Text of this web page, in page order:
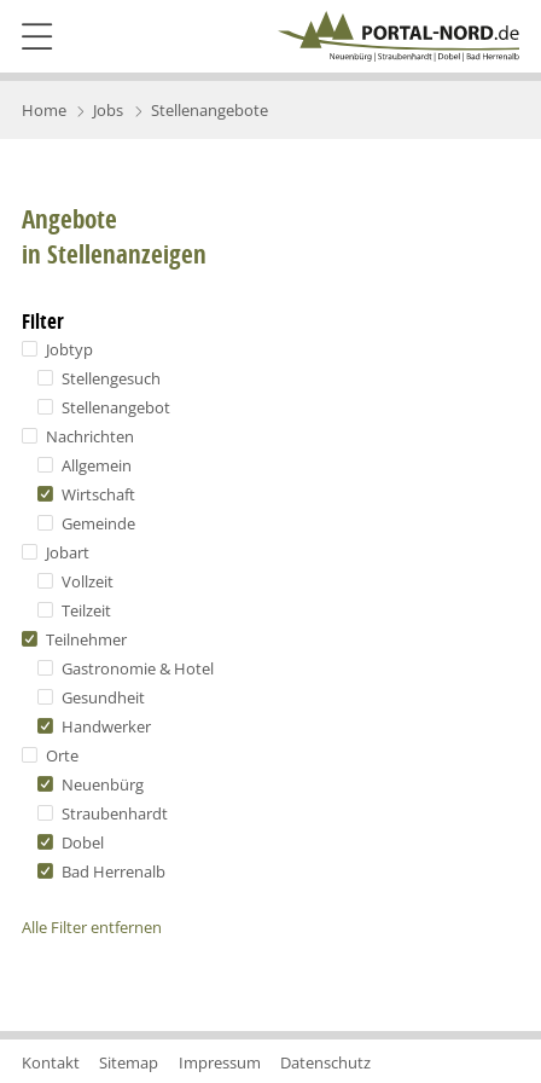
Home Jobs Stellenangebote
Angebote
in Stellenanzeigen
Filter
Jobtyp
Stellengesuch
Stellenangebot
Nachrichten
Allgemein
Wirtschaft
Gemeinde
Jobart
Vollzeit
Teilzeit
Teilnehmer
Gastronomie & Hotel
Gesundheit
Handwerker
Orte
Neuenbürg
Straubenhardt
Dobel
Bad Herrenalb
Alle Filter entfernen
Kontakt Sitemap Impressum Datenschutz